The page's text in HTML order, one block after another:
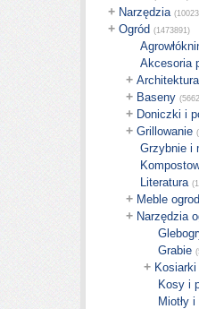
+ Narzędzia
+ Ogród (1473891)
Akcesoria
+
+ Baseny
+ Doniczki i
+ Grillowanie
Grzybnie i
Literatura
+ Meble
+ Narzędzia
Grabie
+ Kosiarki
Kosy i
Miotły